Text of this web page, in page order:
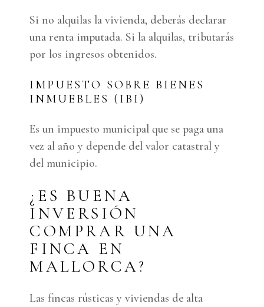
Si no alquilas la vivienda, deberás declarar
una renta imputada. Si la alquilas, tributarás
por los ingresos obtenidos.
IMPUESTO SOBRE BIENES
INMUEBLES (IBI)
Es un impuesto municipal que se paga una
vez al año y depende del valor catastral y
del municipio.
¿ES BUENA
INVERSIÓN
COMPRAR UNA
FINCA EN
MALLORCA?
Las fincas rústicas y viviendas de alta